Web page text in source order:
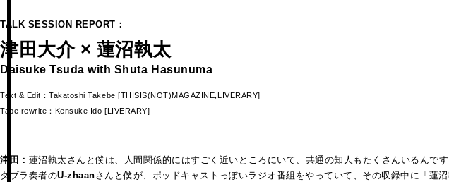
TALK SESSION REPORT：
津田大介 × 蓮沼執太
Daisuke Tsuda with Shuta Hasunuma
Text & Edit：Takatoshi Takebe [THISIS(NOT)MAGAZINE,LIVERARY]
Tape rewrite：Kensuke Ido [LIVERARY]
津田： 蓮沼執太さんと僕は、人間関係的にはすごく近いところにいて、共通の知人もたくさんいるんで
タブラ奏者のU-zhaanさんと僕が、ポッドキャストっぽいラジオ番組をやっていて、その収録中に「蓮